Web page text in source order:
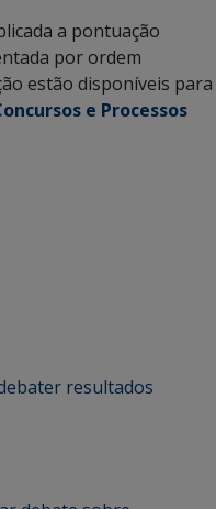
a pontuação
por ordem
estão disponíveis para
e Processos
resultados